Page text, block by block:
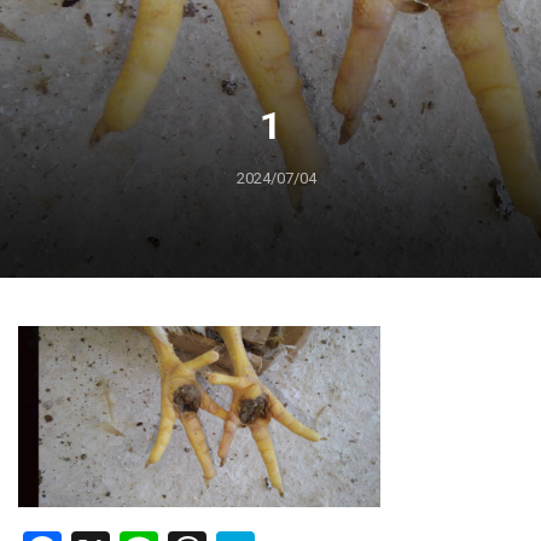
1
2024/07/04